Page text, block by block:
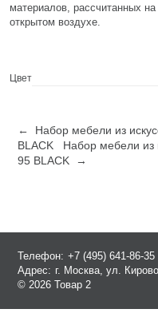
материалов, рассчитанных
открытом воздухе.
Цвет
← Набор мебели из
BLACK
Набор мебели из
95 BLACK →
Телефон: +7 (495) 641-86-35
Адрес: г. Москва, ул.
© 2026 Товар 2